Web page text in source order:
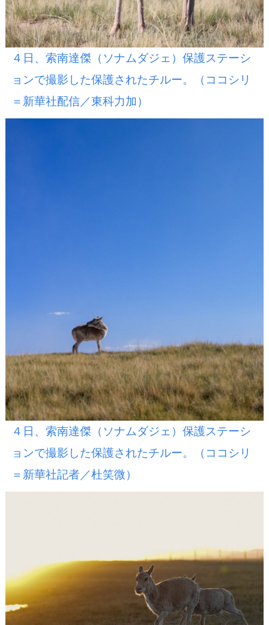
４日、索南達傑（ソナムダジェ）保護ステーシ
ョンで撮影した保護されたチルー。（ココシリ
＝新華社配信／東科力加）
４日、索南達傑（ソナムダジェ）保護ステーシ
ョンで撮影した保護されたチルー。（ココシリ
＝新華社記者／杜笑微）